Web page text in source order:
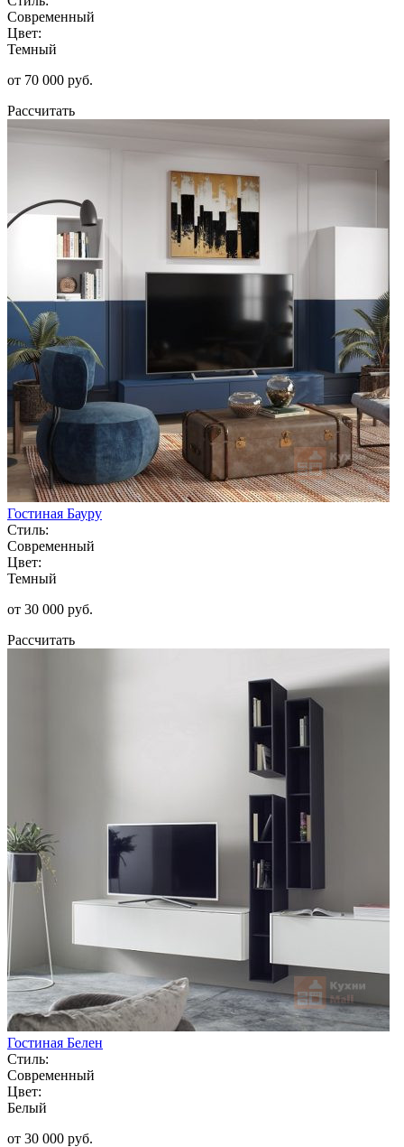
Современный
Цвет:
Темный
от 70 000 руб.
Рассчитать
Гостиная Бауру
Стиль:
Современный
Цвет:
Темный
от 30 000 руб.
Рассчитать
Гостиная Белен
Стиль:
Современный
Цвет:
Белый
от 30 000 руб.